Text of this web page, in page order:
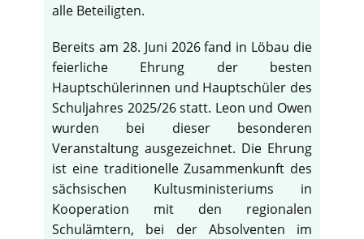
alle Beteiligten.
Bereits am 28. Juni 2026 fand in Löbau die
feierliche Ehrung der besten
Hauptschülerinnen und Hauptschüler des
Schuljahres 2025/26 statt. Leon und Owen
wurden bei dieser besonderen
Veranstaltung ausgezeichnet. Die Ehrung
ist eine traditionelle Zusammenkunft des
sächsischen Kultusministeriums in
Kooperation mit den regionalen
Schulämtern, bei der Absolventen im